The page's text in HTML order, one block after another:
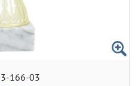
166-03